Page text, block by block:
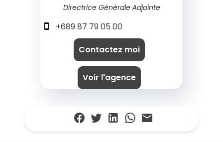
Directrice Générale Adjointe
+689 87 79 05 00
Contactez moi
Voir l'agence